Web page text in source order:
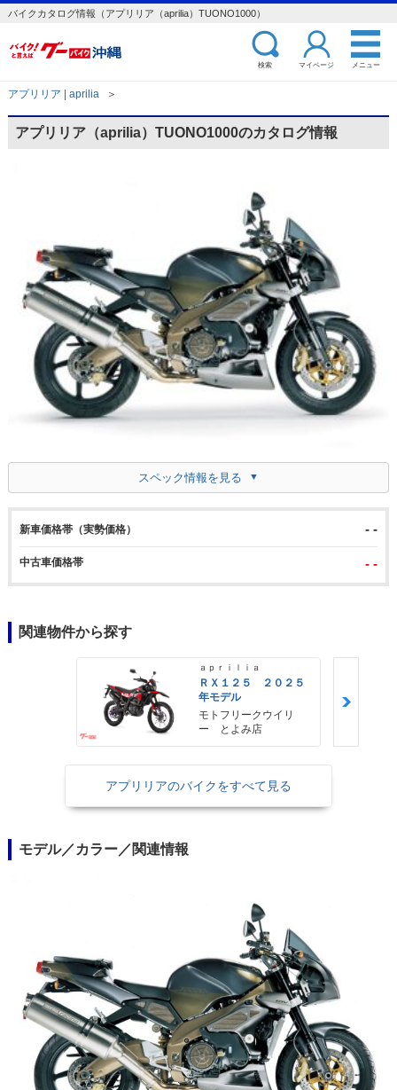
バイクカタログ情報（アプリリア（aprilia）TUONO1000）
検索 マイページ メニュー
アプリリア | aprilia ＞
アプリリア（aprilia）TUONO1000のカタログ情報
スペック情報を見る
新車価格帯（実勢価格） - -
中古車価格帯 - -
関連物件から探す
ａｐｒｉｌｉａ
ＲＸ１２５ ２０２５
年モデル
モトフリークウイリ
ー とよみ店
アプリリアのバイクをすべて見る
モデル／カラー／関連情報